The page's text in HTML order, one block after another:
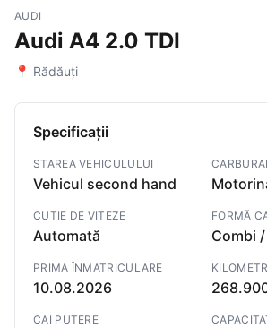
AUDI
Audi A4 2.0 TDI
📍 Rădăuți
Specificații
STAREA VEHICULULUI
Vehicul second hand
CUTIE DE VITEZE
Automată
FORMĂ
Combi
PRIMA ÎNMATRICULARE
10.08.2026
CAI PUTERE